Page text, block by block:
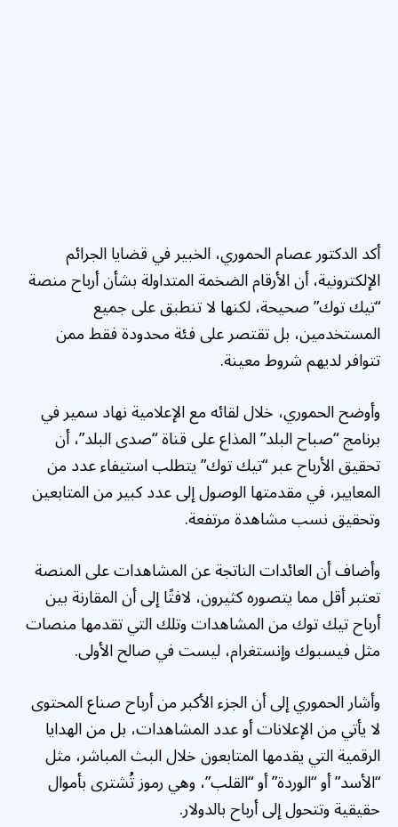
أكد الدكتور عصام الحموري، الخبير في قضايا الجرائم
الإلكترونية، أن الأرقام الضخمة المتداولة بشأن أرباح منصة
“تيك توك” صحيحة، لكنها لا تنطبق على جميع
المستخدمين، بل تقتصر على فئة محدودة فقط ممن
تتوافر لديهم شروط معينة.
وأوضح الحموري، خلال لقائه مع الإعلامية نهاد سمير في
برنامج “صباح البلد” المذاع على قناة “صدى البلد”، أن
تحقيق الأرباح عبر “تيك توك” يتطلب استيفاء عدد من
المعايير، في مقدمتها الوصول إلى عدد كبير من المتابعين
وتحقيق نسب مشاهدة مرتفعة.
وأضاف أن العائدات الناتجة عن المشاهدات على المنصة
تعتبر أقل مما يتصوره كثيرون، لافتًا إلى أن المقارنة بين
أرباح تيك توك من المشاهدات وتلك التي تقدمها منصات
مثل فيسبوك وإنستغرام، ليست في صالح الأولى.
وأشار الحموري إلى أن الجزء الأكبر من أرباح صناع المحتوى
لا يأتي من الإعلانات أو عدد المشاهدات، بل من الهدايا
الرقمية التي يقدمها المتابعون خلال البث المباشر، مثل
“الأسد” أو “الوردة” أو “القلب”، وهي رموز تُشترى بأموال
حقيقية وتتحول إلى أرباح بالدولار.